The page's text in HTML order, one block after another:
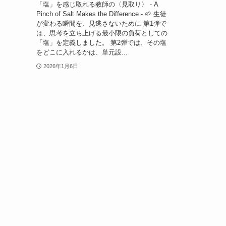
「塩」を感じ取れる教師の〈見取り〉 - A
Pinch of Salt Makes the Difference - 🌱 生徒
が変わる瞬間を、見逃さないために 第1弾で
は、思考を立ち上げる最小限の負荷としての
「塩」を定義しました。 第2弾では、その塩
をどこに入れるかは、単元設...
2026年1月6日